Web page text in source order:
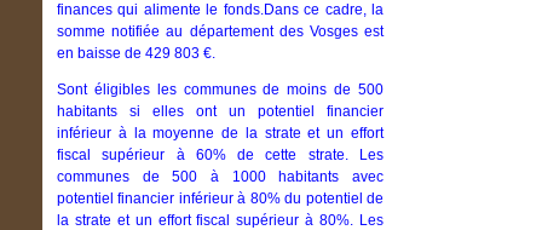
finances qui alimente le fonds.Dans ce cadre, la
somme notifiée au département des Vosges est
en baisse de 429 803 €.
Sont éligibles les communes de moins de 500
habitants si elles ont un potentiel financier
inférieur à la moyenne de la strate et un effort
fiscal supérieur à 60% de cette strate. Les
communes de 500 à 1000 habitants avec
potentiel financier inférieur à 80% du potentiel de
la strate et un effort fiscal supérieur à 80%. Les